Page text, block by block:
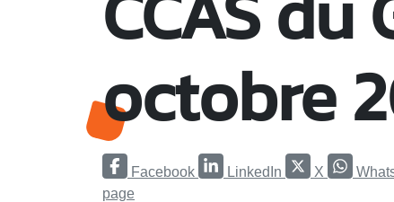
octobre
Facebook LinkedIn X
page